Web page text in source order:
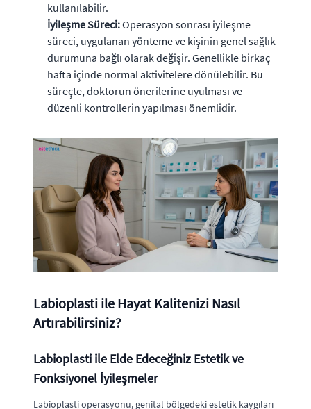
kullanılabilir.
İyileşme Süreci:Operasyon sonrası iyileşme
süreci, uygulanan yönteme ve kişinin genel sağlık
durumuna bağlı olarak değişir. Genellikle birkaç
hafta içinde normal aktivitelere dönülebilir. Bu
süreçte, doktorun önerilerine uyulması ve
düzenli kontrollerin yapılması önemlidir.
Labioplasti ile Hayat Kalitenizi Nasıl
Artırabilirsiniz?
Labioplasti ile Elde Edeceğiniz Estetik ve
Fonksiyonel İyileşmeler
Labioplasti operasyonu, genital bölgedeki estetik kaygıları